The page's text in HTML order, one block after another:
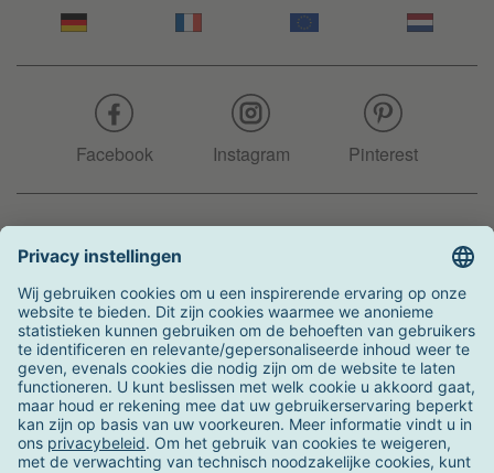
Facebook Instagram Pinterest
+31 204 990 283
Zo kunt u betalen